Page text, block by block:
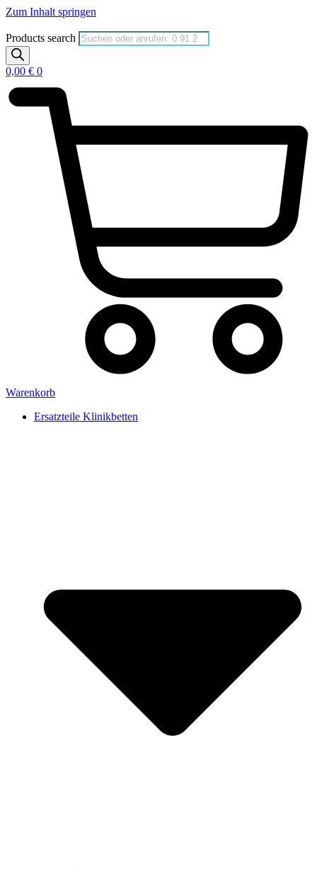
Zum Inhalt springen
Products search
0,00 € 0
Warenkorb
Ersatzteile Klinikbetten